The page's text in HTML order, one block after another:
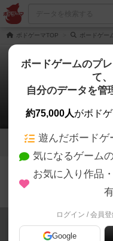
ボドゲーマTOP ボードゲー
クトゥルフ：死
3
クトゥルフ：死もまた死すべ
です。拡張版・続編・リメイ
い作品をまとめています。
ボードゲームのプ
て、
自分のデータを管
約75,000人がボド
遊んだボードゲ
気になるゲーム
お気に入り作品
ログイン / 会員登
Google